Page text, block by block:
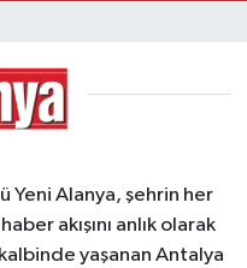
Yeni Alanya, şehrin her
akışını anlık olarak
yaşanan Antalya